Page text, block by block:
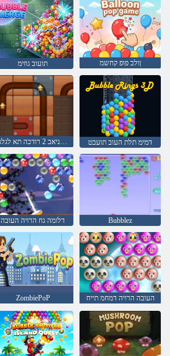
תועוב גוזימ ןולב פופ קחשמ
טנרטניאב 2 רודכה תא לגלג דמימ תלת העוב תועבט
דלומה גח הרויה העובה Bubblez
ZombiePoP העובה הרויה דמחמ תייח